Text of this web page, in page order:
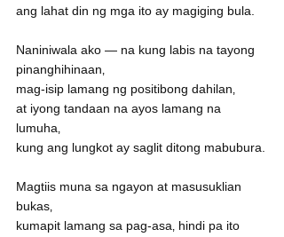
ang lahat din ng mga ito ay magiging bula.
Naniniwala ako — na kung labis na tayong
pinanghihinaan‚
mag-isip lamang ng positibong dahilan‚
at iyong tandaan na ayos lamang na
lumuha‚
kung ang lungkot ay saglit ditong mabubura.
Magtiis muna sa ngayon at masusuklian
bukas‚
kumapit lamang sa pag-asa‚ hindi pa ito